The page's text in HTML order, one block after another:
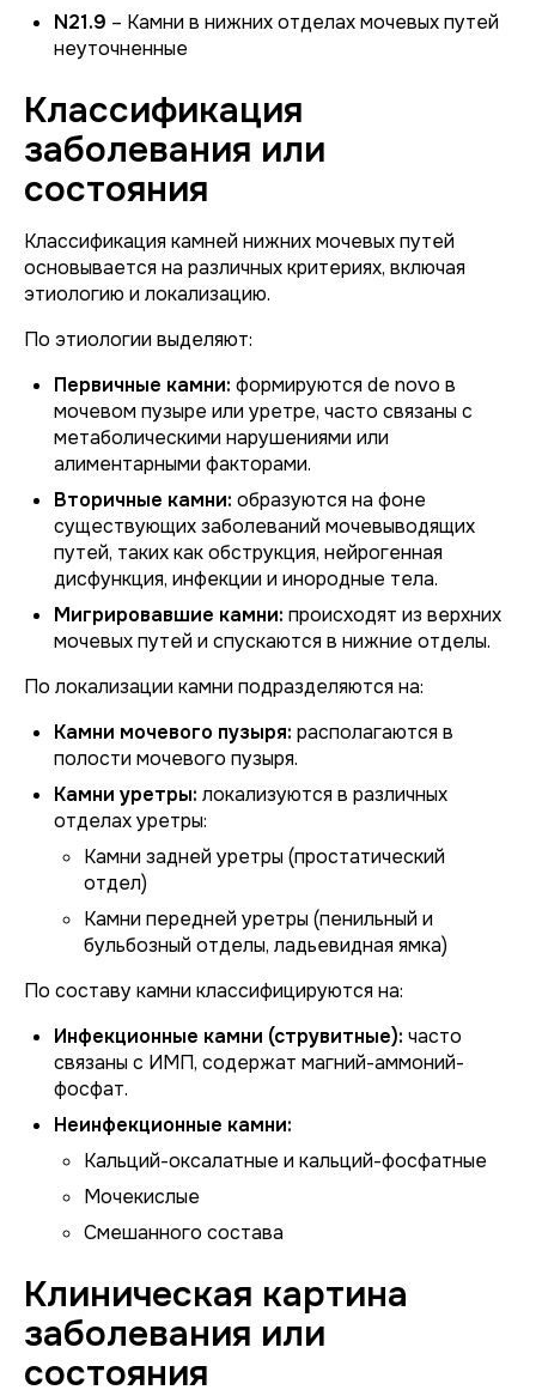
N21.9 – Камни в нижних отделах мочевых путей
неуточненные
Классификация
заболевания или
состояния
Классификация камней нижних мочевых путей
основывается на различных критериях, включая
этиологию и локализацию.
По этиологии выделяют:
Первичные камни: формируются de novo в
мочевом пузыре или уретре, часто связаны с
метаболическими нарушениями или
алиментарными факторами.
Вторичные камни: образуются на фоне
существующих заболеваний мочевыводящих
путей, таких как обструкция, нейрогенная
дисфункция, инфекции и инородные тела.
Мигрировавшие камни: происходят из верхних
мочевых путей и спускаются в нижние отделы.
По локализации камни подразделяются на:
Камни мочевого пузыря: располагаются в
полости мочевого пузыря.
Камни уретры: локализуются в различных
отделах уретры:
Камни задней уретры (простатический
отдел)
Камни передней уретры (пенильный и
бульбозный отделы, ладьевидная ямка)
По составу камни классифицируются на:
Инфекционные камни (струвитные): часто
связаны с ИМП, содержат магний-аммоний-
фосфат.
Неинфекционные камни:
Кальций-оксалатные и кальций-фосфатные
Мочекислые
Смешанного состава
Клиническая картина
заболевания или
состояния